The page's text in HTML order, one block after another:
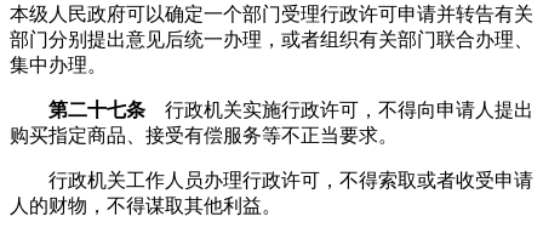
本级人民政府可以确定一个部门受理行政许可申请并转告有关
部门分别提出意见后统一办理，或者组织有关部门联合办理、
集中办理。
第二十七条 行政机关实施行政许可，不得向申请人提出
购买指定商品、接受有偿服务等不正当要求。
行政机关工作人员办理行政许可，不得索取或者收受申请
人的财物，不得谋取其他利益。